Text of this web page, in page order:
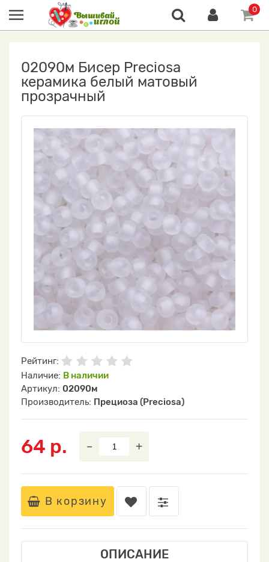
0
02090м Бисер Preciosa
керамика белый матовый
прозрачный
Рейтинг:
Наличие: В наличии
Артикул: 02090м
Производитель: Прециоза (Preciosa)
64 р. – +
В корзину
ОПИСАНИЕ